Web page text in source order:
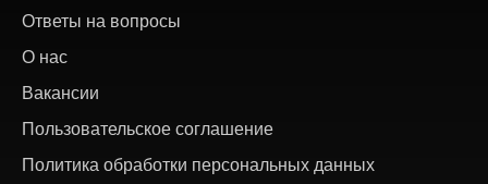
Ответы на вопросы
О нас
Вакансии
Пользовательское соглашение
Политика обработки персональных данных